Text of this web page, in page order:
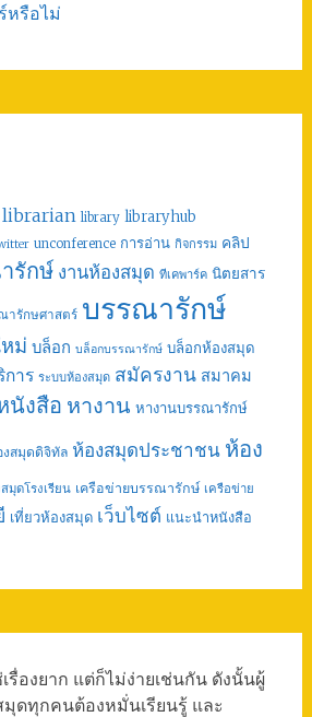
หรือไม่
librarian library libraryhub
unconference การอ่าน กิจกรรม คลิป
รักษ์ งานห้องสมุด ทีเคพาร์ค นิตยสาร
ารักษศาสตร์ บรรณารักษ์
ม่ บล็อก บล็อกบรรณารักษ์ บล็อกห้องสมุด
การ ระบบห้องสมุด สมัครงาน สมาคม
นังสือ หางาน หางานบรรณารักษ์
งสมุดดิจิทัล ห้องสมุดประชาชน ห้อง
มุดโรงเรียน เครือข่ายบรรณารักษ์ เครือข่าย
เที่ยวห้องสมุด เว็บไซต์ แนะนำหนังสือ
รื่องยาก แต่ก็ไม่ง่ายเช่นกัน ดังนั้นผู้
ดทุกคนต้องหมั่นเรียนรู้ และ